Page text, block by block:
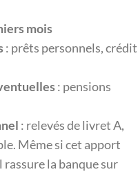
mois
: prêts personnels, crédit
: pensions
: relevés de livret A,
Même si cet apport
rassure la banque sur